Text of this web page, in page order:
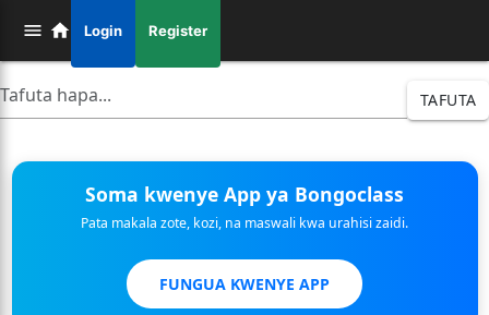
Login Register
TAFUTA
Soma kwenye App ya Bongoclass
Pata makala zote, kozi, na maswali kwa urahisi zaidi.
FUNGUA KWENYE APP